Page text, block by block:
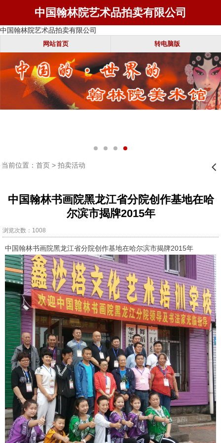
中国翰林院艺术品拍卖有限公司
中国翰林院艺术品拍卖有限公司
网站首页 转电脑版
当前位置： 首页> 拍卖活动 󰊒
中国翰林书画院黑龙江省分院创作基地在哈
尔滨市揭牌2015年
浏览次数：1008
中国翰林书画院黑龙江省分院创作基地在哈尔滨市揭牌2015年